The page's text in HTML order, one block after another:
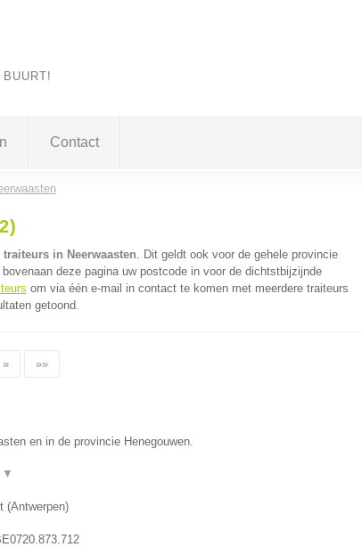
Contact
traiteurs in Neerwaasten. Dit geldt ook voor de gehele provincie
bovenaan deze pagina uw postcode in voor de dichtstbijzijnde
om via één e-mail in contact te komen met meerdere traiteurs
getoond.
» »»
en in de provincie Henegouwen.
▼
(Antwerpen)